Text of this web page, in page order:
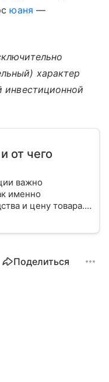
юаня —
характер
инвестиционной
от чего
важно
именно
и цену товара.
рассчитать
Поделиться